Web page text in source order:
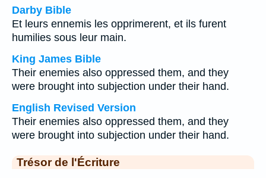
Darby Bible
Et leurs ennemis les opprimerent, et ils furent
humilies sous leur main.
King James Bible
Their enemies also oppressed them, and they
were brought into subjection under their hand.
English Revised Version
Their enemies also oppressed them, and they
were brought into subjection under their hand.
Trésor de l'Écriture